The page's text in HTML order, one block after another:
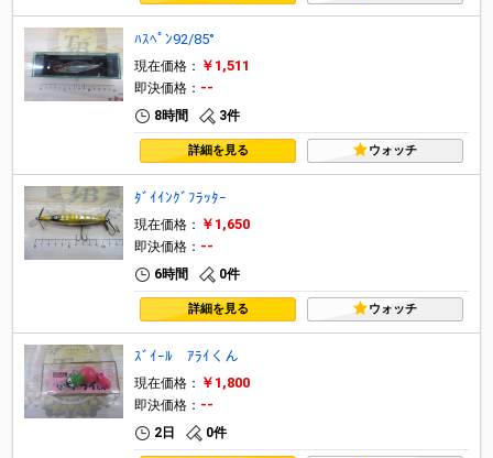
ﾊｽﾍﾟﾝ92/85°
現在価格： ￥1,511
即決価格： --
8時間 3件
詳細を見る ウォッチ
ﾀﾞｲｲﾝｸﾞﾌﾗｯﾀｰ
現在価格： ￥1,650
即決価格： --
6時間 0件
詳細を見る ウォッチ
ｽﾞｲｰﾙ ｱﾗｲくん
現在価格： ￥1,800
即決価格： --
2日 0件